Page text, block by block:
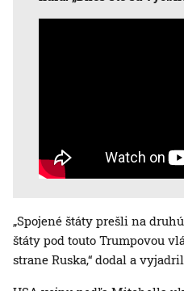
„Spojené štáty prešli na
štáty pod touto Trumpovou
strane Ruska,“ dodal a